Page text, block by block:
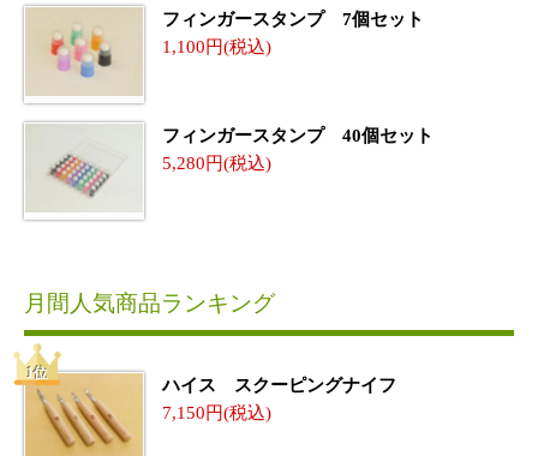
フィンガースタンプ 7個セット
1,100
フィンガースタンプ 40個セット
5,280
月間人気商品ランキング
ハイス スクーピングナイフ
7,150